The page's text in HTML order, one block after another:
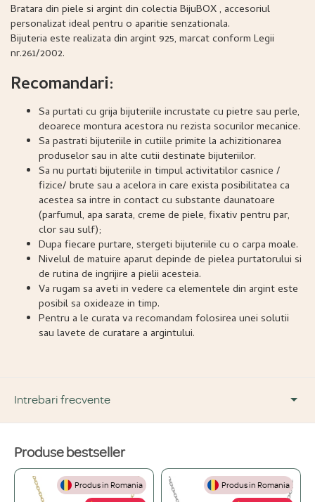
Bratara din piele si argint din colectia BijuBOX , accesoriul
personalizat ideal pentru o aparitie senzationala.
Bijuteria este realizata din argint 925, marcat conform Legii
nr.261/2002.
Recomandari:
Sa purtati cu grija bijuteriile incrustate cu pietre sau perle,
deoarece montura acestora nu rezista socurilor mecanice.
Sa pastrati bijuteriile in cutiile primite la achizitionarea
produselor sau in alte cutii destinate bijuteriilor.
Sa nu purtati bijuteriile in timpul activitatilor casnice /
fizice/ brute sau a acelora in care exista posibilitatea ca
acestea sa intre in contact cu substante daunatoare
(parfumul, apa sarata, creme de piele, fixativ pentru par,
clor sau sulf);
Dupa fiecare purtare, stergeti bijuteriile cu o carpa moale.
Nivelul de matuire aparut depinde de pielea purtatorului si
de rutina de ingrijire a pielii acesteia.
Va rugam sa aveti in vedere ca elementele din argint este
posibil sa oxideaze in timp.
Pentru a le curata va recomandam folosirea unei solutii
sau lavete de curatare a argintului.
Intrebari frecvente
DESPRE PRODUS ȘI MATERIALE
Din ce materiale sunt fabricate bijuteriile voastre?
Produse bestseller
Produs in Romania Produs in Romania